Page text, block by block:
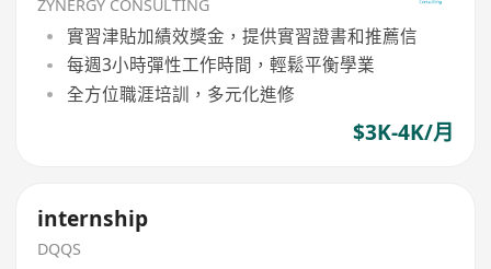
ZYNERGY CONSULTING
實習津貼加績效獎金，提供實習證書和推薦信
每週3小時彈性工作時間，輕鬆平衡學業
全方位職涯培訓，多元化進修
$3K-4K/月
internship
DQQS